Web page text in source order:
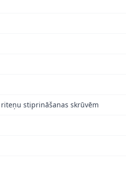
stiprināšanas skrūvēm